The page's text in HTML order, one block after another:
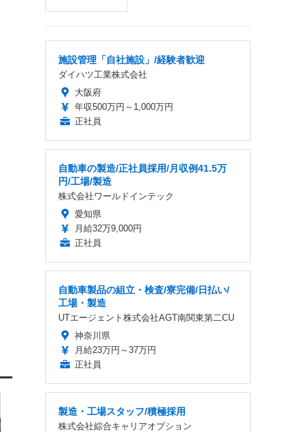
施設管理「自社施設」/経験者歓迎
ダイハツ工業株式会社
大阪府
年収500万円～1,000万円
正社員
自動車の製造/正社員採用/月収例41.5万
円/工場/製造
株式会社ワールドインテック
愛知県
月給32万9,000円
正社員
自動車製品の組立・検査/寮完備/日払い/
工場・製造
UTエージェント株式会社AGT南関東第二CU
神奈川県
月給23万円～37万円
正社員
製造・工場スタッフ/積極採用
株式会社綜合キャリアオプション